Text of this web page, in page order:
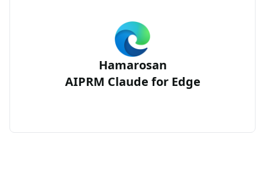
Hamarosan
AIPRM Claude for Edge